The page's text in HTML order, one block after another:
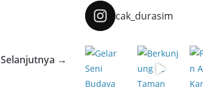
Selanjutnya →
cak_durasim